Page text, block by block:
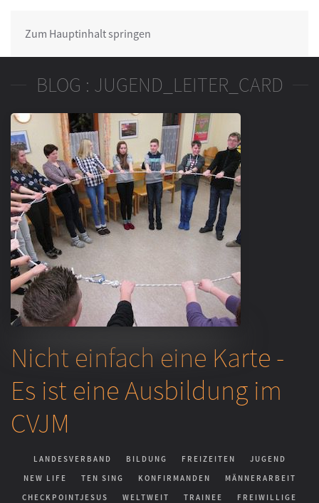
Zum Hauptinhalt springen
BLOG : JUGEND_LEITER_CARD
Nicht einfach eine Karte -
Es ist eine Ausbildung im
CVJM
LANDESVERBAND BILDUNG FREIZEITEN
JUGEND
NEW LIFE
TEN SING KONFIRMANDEN
MÄNNERARBEIT
CHECKPOINTJESUS
WELTWEIT TRAINEE
FREIWILLIGE